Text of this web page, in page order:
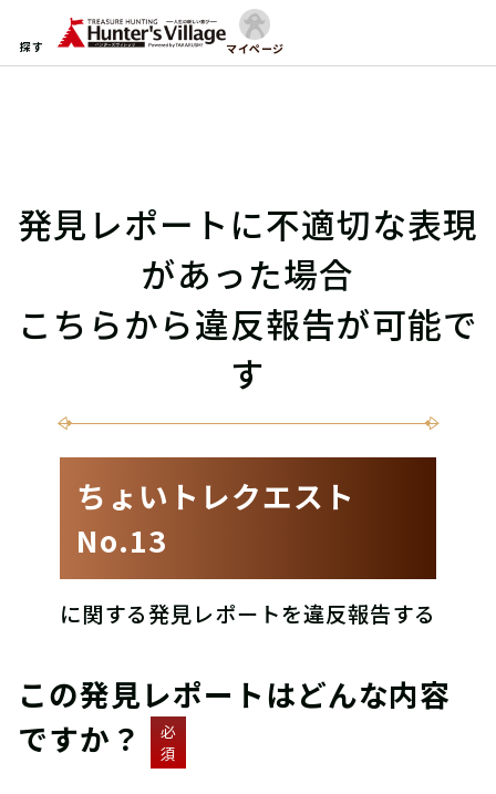
探す マイページ
発見レポートに不適切な表現
があった場合
こちらから違反報告が可能で
す
ちょいトレクエスト
No.13
に関する発見レポートを違反報告する
この発見レポートはどんな内容
ですか？
必
須